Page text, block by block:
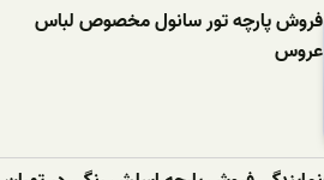
فروش پارچه تور سانول مخصوص لباس
عروس